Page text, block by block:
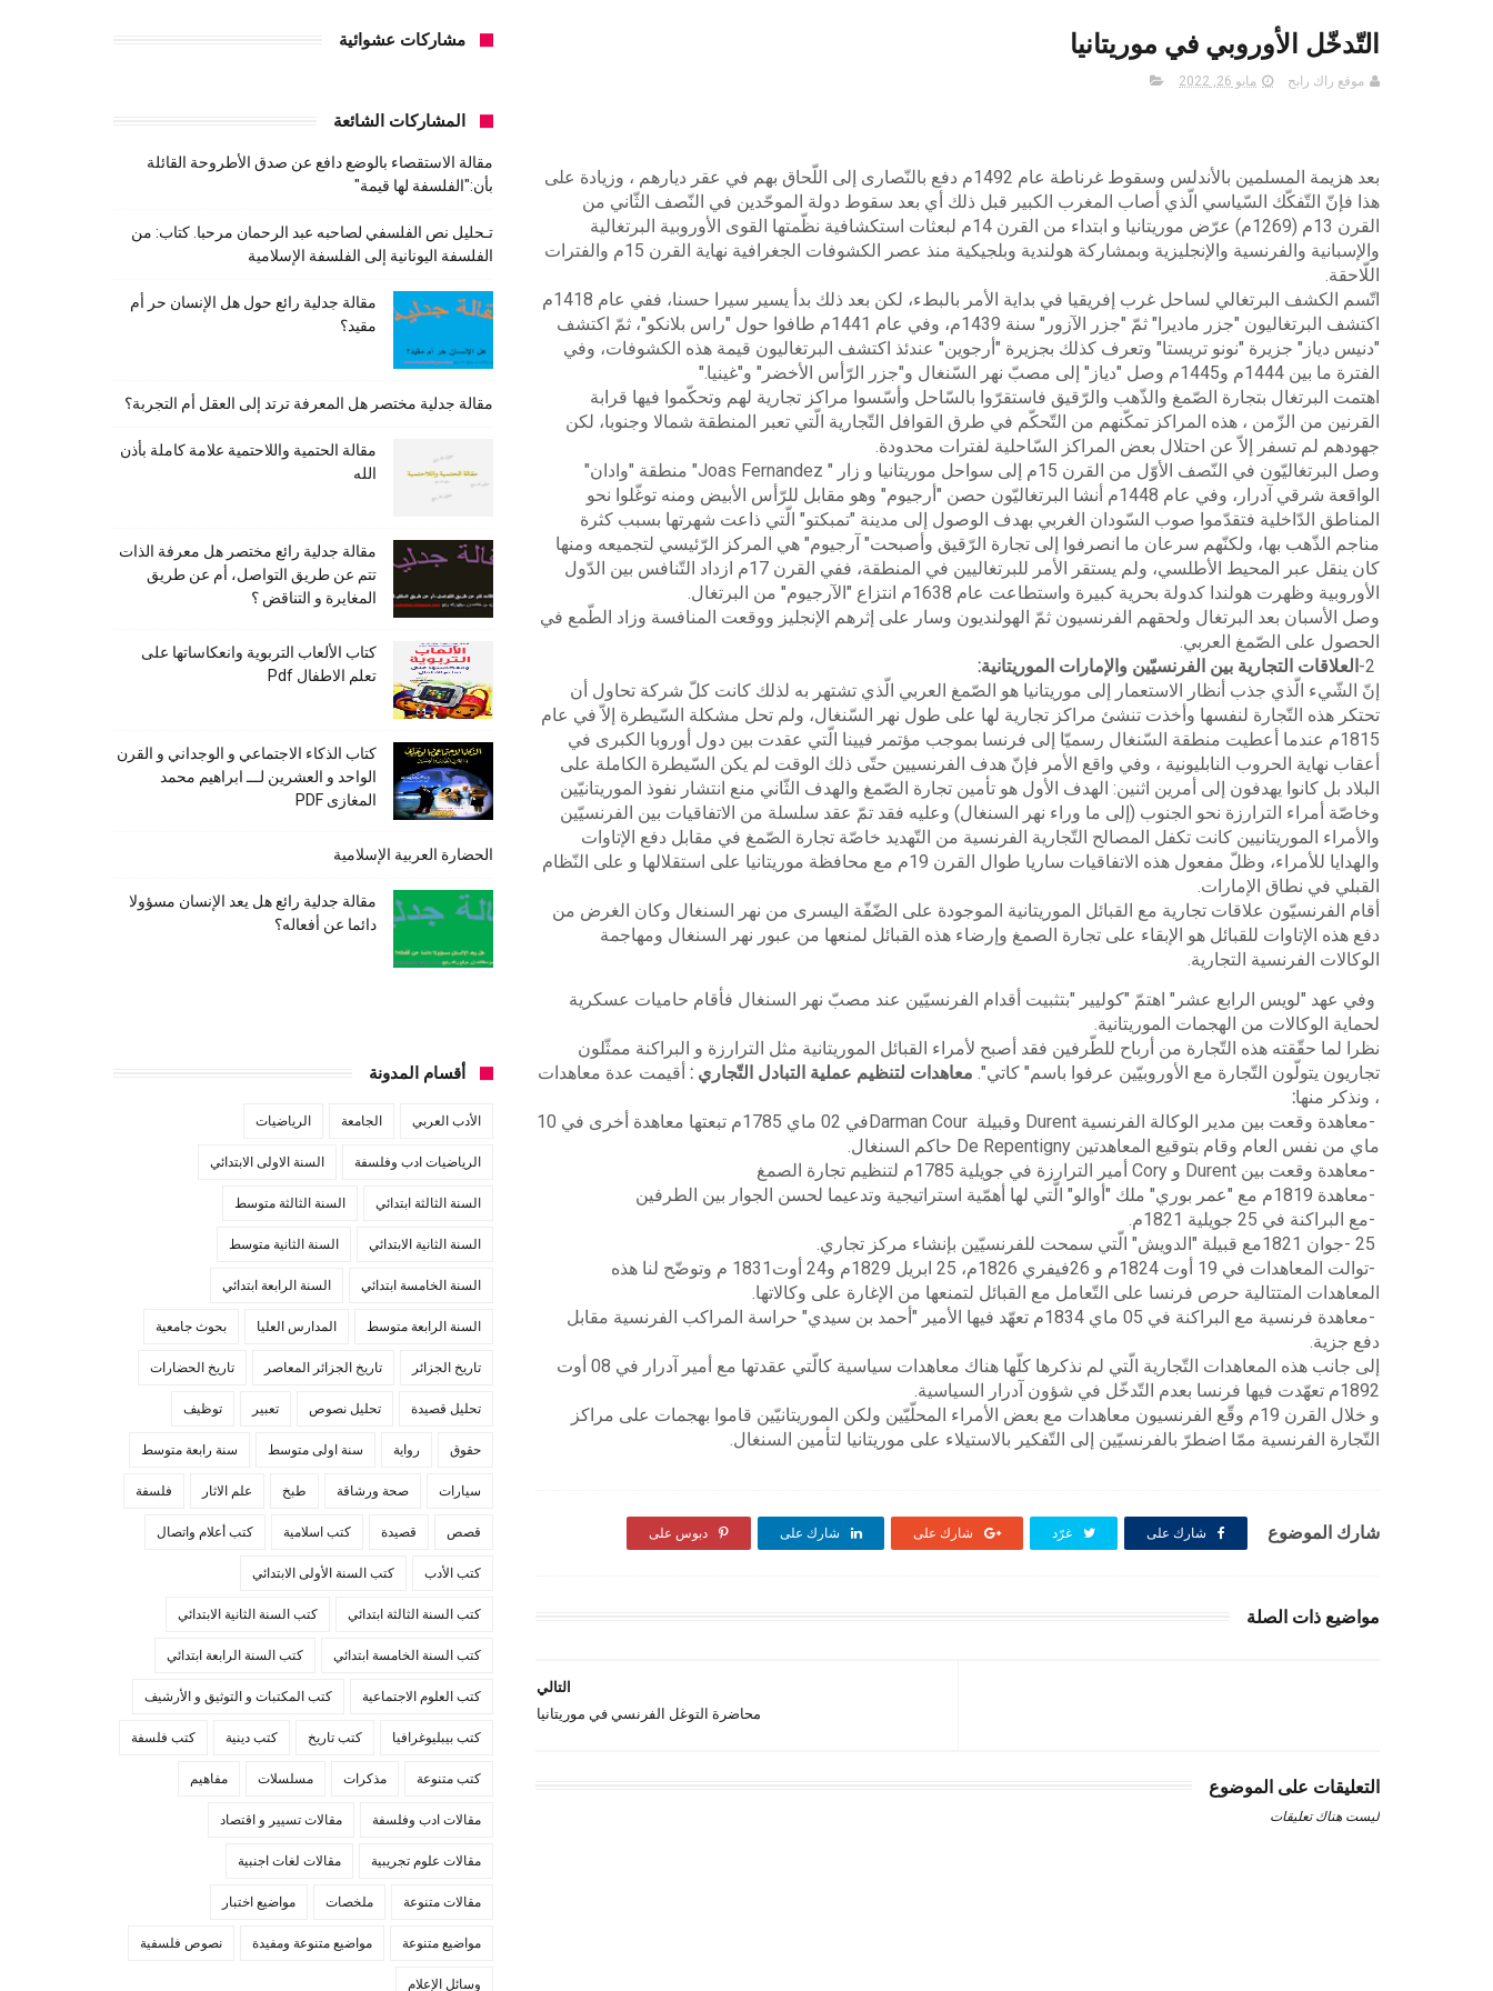
التّدخّل الأوروبي في موريتانيا
موقع راك رابح مايو 26, 2022
بعد هزيمة المسلمين بالأندلس وسقوط غرناطة عام 1492م دفع بالنّصارى إلى
اللّحاق بهم في عقر ديارهم ، وزيادة على
هذا فإنّ التّفكّك السّياسي الّذي أصاب المغرب الكبير قبل ذلك أي بعد سقوط دولة الموحّدين في النّصف الثّاني من
القرن 13م (1269م) عرّض موريتانيا و ابتداء من القرن 14م لبعثات
استكشافية نظّمتها القوى الأوروبية البرتغالية
والإسبانية والفرنسية والإنجليزية وبمشاركة هولندية وبلجيكية منذ عصر الكشوفات الجغرافية نهاية
القرن 15م والفترات
اللّاحقة.
اتّسم الكشف البرتغالي لساحل غرب إفريقيا في بداية الأمر بالبطء، لكن بعد ذلك بدأ يسير سيرا حسنا، ففي عام 1418م
اكتشف البرتغاليون "جزر ماديرا" ثمّ "جزر الآزور" سنة 1439م، وفي عام 1441م
طافوا حول "راس بلانكو"، ثمّ اكتشف
"دنيس دياز" جزيرة "نونو تريستا" وتعرف كذلك بجزيرة "أرجوين" عندئذ اكتشف البرتغاليون قيمة هذه الكشوفات، وفي
الفترة ما بين 1444م و1445م وصل "دياز" إلى مصبّ نهر السّنغال و"جزر الرّأس
الأخضر" و"غينيا".
اهتمت البرتغال بتجارة الصّمغ والذّهب والرّقيق فاستقرّوا بالسّاحل وأسّسوا مراكز تجارية لهم وتحكّموا فيها قرابة
القرنين من الزّمن ، هذه المراكز تمكّنهم من التّحكّم في طرق القوافل التّجارية الّتي تعبر المنطقة شمالا وجنوبا، لكن
جهودهم لم تسفر إلاّ عن احتلال بعض المراكز السّاحلية لفترات محدودة.
وصل البرتغاليّون في النّصف الأوّل من القرن 15م إلى سواحل موريتانيا و زار "Joas Fernandez " منطقة "وادان"
الواقعة شرقي آدرار، وفي عام 1448م أنشا البرتغاليّون حصن "أرجيوم" وهو
مقابل للرّأس الأبيض ومنه توغّلوا نحو
المناطق الدّاخلية فتقدّموا صوب السّودان الغربي بهدف الوصول إلى مدينة "تمبكتو" الّتي ذاعت شهرتها بسبب كثرة
مناجم الذّهب بها، ولكنّهم سرعان ما انصرفوا إلى تجارة الرّقيق وأصبحت" آرجيوم" هي المركز الرّئيسي لتجميعه ومنها
كان ينقل عبر المحيط الأطلسي، ولم يستقر الأمر للبرتغاليين في المنطقة، ففي القرن 17م ازداد التّنافس بين
الدّول
الأوروبية وظهرت هولندا كدولة بحرية كبيرة واستطاعت عام 1638م
انتزاع "الآرجيوم" من البرتغال.
وصل الأسبان بعد البرتغال ولحقهم الفرنسيون ثمّ الهولنديون وسار على إثرهم الإنجليز ووقعت المنافسة وزاد الطّمع في
الحصول على الصّمغ العربي.
2
-العلاقات التجارية بين الفرنسيّين والإمارات الموريتانية:
إنّ الشّيء الّذي جذب أنظار الاستعمار إلى موريتانيا هو الصّمغ العربي الّذي تشتهر به لذلك كانت كلّ شركة تحاول أن
تحتكر هذه التّجارة لنفسها وأخذت تنشئ مراكز تجارية لها على طول نهر السّنغال، ولم تحل مشكلة السّيطرة إلاّ في عام
1815م عندما أعطيت منطقة السّنغال رسميّا إلى فرنسا بموجب مؤتمر فيينا
الّتي عقدت بين دول أوروبا الكبرى في
أعقاب نهاية الحروب النابليونية ، وفي واقع الأمر فإنّ هدف الفرنسيين حتّى ذلك الوقت لم يكن السّيطرة الكاملة على
البلاد بل كانوا يهدفون إلى أمرين اثنين: الهدف الأول هو تأمين تجارة الصّمغ والهدف الثّاني منع انتشار نفوذ الموريتانيّين
وخاصّة أمراء الترارزة نحو الجنوب (إلى ما وراء نهر السنغال) وعليه فقد تمّ عقد سلسلة من الاتفاقيات بين الفرنسيّين
والأمراء الموريتانيين كانت تكفل المصالح التّجارية الفرنسية من التّهديد خاصّة تجارة الصّمغ في مقابل دفع الإتاوات
والهدايا للأمراء، وظلّ مفعول هذه الاتفاقيات ساريا طوال القرن 19م مع
محافظة موريتانيا على استقلالها و على النّظام
القبلي في نطاق الإمارات.
أقام الفرنسيّون علاقات تجارية مع القبائل الموريتانية الموجودة على الضّفّة اليسرى من نهر السنغال وكان الغرض من
دفع هذه الإتاوات للقبائل هو الإبقاء على تجارة الصمغ وإرضاء هذه القبائل لمنعها من عبور نهر السنغال ومهاجمة
الوكالات الفرنسية التجارية.
وفي عهد "لويس الرابع عشر" اهتمّ "كوليير "بتثبيت أقدام الفرنسيّين عند مصبّ نهر السنغال فأقام حاميات عسكرية
لحماية الوكالات من الهجمات الموريتانية.
نظرا لما حقّقته هذه التّجارة من أرباح للطّرفين فقد أصبح لأمراء القبائل الموريتانية مثل الترارزة و البراكنة ممثّلون
تجاريون يتولّون التّجارة مع الأوروبيّين عرفوا باسم" كاتي". معاهدات لتنظيم عملية التبادل التّجاري : أقيمت عدة معاهدات
، ونذكر منها:
-معاهدة وقعت بين مدير الوكالة الفرنسية Durent وقبيلة Darman Courفي 02
ماي 1785م تبعتها معاهدة أخرى في 10
ماي من نفس العام وقام بتوقيع المعاهدتين De Repentigny حاكم السنغال.
-معاهدة وقعت بين Durent و Cory أمير الترارزة في جويلية 1785م لتنظيم تجارة الصمغ
-معاهدة 1819م مع "عمر بوري" ملك "أوالو" الّتي لها أهمّية استراتيجية وتدعيما لحسن الجوار بين الطرفين
-مع البراكنة في 25 جويلية 1821م
.
- 25جوان 1821مع قبيلة "الدويش" الّتي سمحت للفرنسيّين بإنشاء مركز تجاري
.
-توالت المعاهدات في 19 أوت 1824م و 26فيفري 1826م، 25 ابريل 1829م و24 أوت 1831 م وتوضّح لنا هذه
المعاهدات المتتالية حرص فرنسا على التّعامل مع القبائل لتمنعها من الإغارة على وكالاتها.
-
معاهدة فرنسية مع البراكنة في 05 ماي 1834م تعهّد فيها الأمير "أحمد بن سيدي" حراسة المراكب الفرنسية مقابل
دفع جزية.
إلى جانب هذه المعاهدات التّجارية الّتي لم نذكرها كلّها هناك معاهدات سياسية
كالّتي عقدتها مع أمير آدرار في 08 أوت
1892م تعهّدت فيها فرنسا بعدم
التّدخّل في شؤون آدرار السياسية.
و خلال القرن 19م
وقّع الفرنسيون معاهدات مع بعض الأمراء المحلّيّين ولكن الموريتانيّين قاموا بهجمات على مراكز
التّجارة الفرنسية ممّا اضطرّ بالفرنسيّين إلى التّفكير بالاستيلاء على موريتانيا لتأمين السنغال.
شارك الموضوع شارك على غرّد شارك على شارك على دبوس على
مواضيع ذات الصلة
التالي
محاضرة التوغل الفرنسي في موريتانيا
التعليقات على الموضوع
ليست هناك تعليقات
مشاركات عشوائية
المشاركات الشائعة
مقالة الاستقصاء بالوضع دافع عن صدق الأطروحة القائلة
بأن:"الفلسفة لها قيمة"
تـحليل نص الفلسفي لصاحبه عبد الرحمان مرحبا. كتاب: من
الفلسفة اليونانية إلى الفلسفة الإسلامية
مقالة جدلية رائع حول هل الإنسان حر أم
مقيد؟
مقالة جدلية مختصر هل المعرفة ترتد إلى العقل أم التجربة؟
مقالة الحتمية واللاحتمية علامة كاملة بأذن
الله
مقالة جدلية رائع مختصر هل معرفة الذات
تتم عن طريق التواصل، أم عن طريق
المغايرة و التناقض ؟
كتاب الألعاب التربوية وانعكاساتها على
تعلم الاطفال Pdf
كتاب الذكاء الاجتماعي و الوجداني و القرن
الواحد و العشرين لـــ ابراهيم محمد
المغازى PDF
الحضارة العربية الإسلامية
مقالة جدلية رائع هل يعد الإنسان مسؤولا
دائما عن أفعاله؟
أقسام المدونة
الأدب العربي الجامعة الرياضيات
الرياضيات ادب وفلسفة السنة الاولى الابتدائي
السنة الثالثة ابتدائي السنة الثالثة متوسط
السنة الثانية الابتدائي السنة الثانية متوسط
السنة الخامسة ابتدائي السنة الرابعة ابتدائي
السنة الرابعة متوسط المدارس العليا بحوث جامعية
تاريخ الجزائر تاريخ الجزائر المعاصر تاريخ الحضارات
تحليل قصيدة تحليل نصوص تعبير توظيف
حقوق رواية سنة اولى متوسط سنة رابعة متوسط
سيارات صحة ورشاقة طبخ علم الاثار فلسفة
قصص قصيدة كتب اسلامية كتب أعلام واتصال
كتب الأدب كتب السنة الأولى الابتدائي
كتب السنة الثالثة ابتدائي كتب السنة الثانية الابتدائي
كتب السنة الخامسة ابتدائي كتب السنة الرابعة ابتدائي
كتب العلوم الاجتماعية كتب المكتبات و التوثيق و الأرشيف
كتب بيبليوغرافيا كتب تاريخ كتب دينية كتب فلسفة
كتب متنوعة مذكرات مسلسلات مفاهيم
مقالات ادب وفلسفة مقالات تسيير و اقتصاد
مقالات علوم تجريبية مقالات لغات اجنبية
مقالات متنوعة ملخصات مواضيع اختبار
مواضيع متنوعة مواضيع متنوعة ومفيدة نصوص فلسفية
وسائل الإعلام